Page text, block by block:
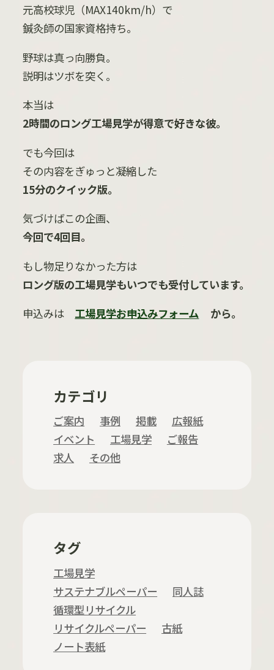
元高校球児（MAX140km/h）で
鍼灸師の国家資格持ち。
野球は真っ向勝負。
説明はツボを突く。
本当は
2時間のロング工場見学が得意で好きな彼。
でも今回は
その内容をぎゅっと凝縮した
15分のクイック版。
気づけばこの企画、
今回で4回目。
もし物足りなかった方は
ロング版の工場見学もいつでも受付しています。
申込みは
工場見学お申込みフォーム から。
カテゴリ
ご案内 事例 掲載
広報紙
イベント
工場見学
ご報告
求人
その他
タグ
工場見学
サステナブルペーパー
同人誌
循環型リサイクル
リサイクルペーパー
古紙
ノート表紙